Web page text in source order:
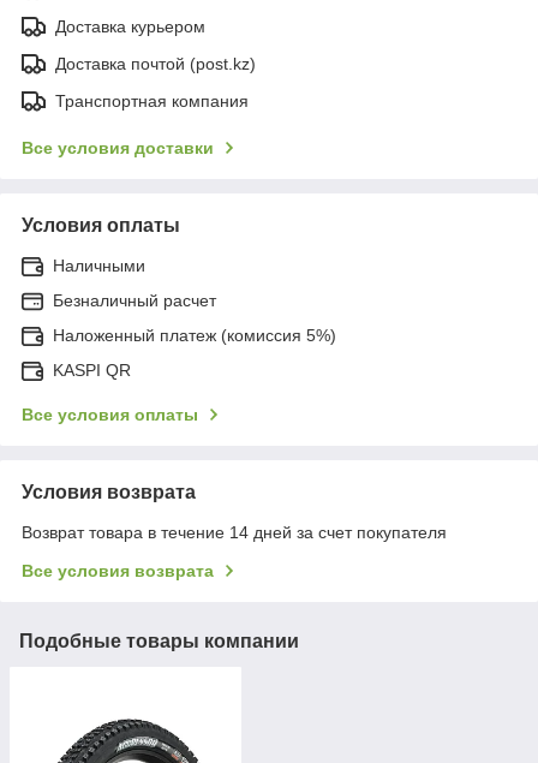
Доставка курьером
Доставка почтой (post.kz)
Транспортная компания
Все условия доставки
Условия оплаты
Наличными
Безналичный расчет
Наложенный платеж (комиссия 5%)
KASPI QR
Все условия оплаты
Условия возврата
Возврат товара в течение 14 дней за счет покупателя
Все условия возврата
Подобные товары компании